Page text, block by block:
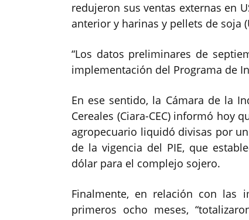
redujeron sus ventas externas en
anterior y harinas y pellets de soja
“Los datos preliminares de
implementación del Programa de
En ese sentido, la Cámara de la
Cereales (Ciara-CEC) informó hoy
agropecuario liquidó divisas por
de la vigencia del PIE, que
dólar para el complejo sojero.
Finalmente, en relación con las
primeros ocho meses,